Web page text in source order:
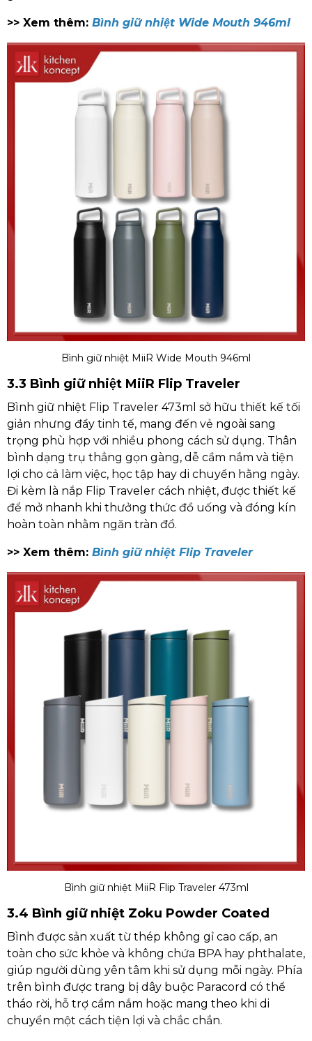
>> Xem thêm: Bình giữ nhiệt Wide Mouth 946ml
Bình giữ nhiệt MiiR Wide Mouth 946ml
3.3 Bình giữ nhiệt MiiR Flip Traveler
Bình giữ nhiệt Flip Traveler 473ml sở hữu thiết kế tối
giản nhưng đầy tinh tế, mang đến vẻ ngoài sang
trọng phù hợp với nhiều phong cách sử dụng. Thân
bình dạng trụ thẳng gọn gàng, dễ cầm nắm và tiện
lợi cho cả làm việc, học tập hay di chuyển hằng ngày.
Đi kèm là nắp Flip Traveler cách nhiệt, được thiết kế
để mở nhanh khi thưởng thức đồ uống và đóng kín
hoàn toàn nhằm ngăn tràn đổ.
>> Xem thêm: Bình giữ nhiệt Flip Traveler
Bình giữ nhiệt MiiR Flip Traveler 473ml
3.4 Bình giữ nhiệt Zoku Powder Coated
Bình được sản xuất từ thép không gỉ cao cấp, an
toàn cho sức khỏe và không chứa BPA hay phthalate,
giúp người dùng yên tâm khi sử dụng mỗi ngày. Phía
trên bình được trang bị dây buộc Paracord có thể
tháo rời, hỗ trợ cầm nắm hoặc mang theo khi di
chuyển một cách tiện lợi và chắc chắn.